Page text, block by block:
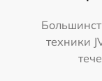
техники